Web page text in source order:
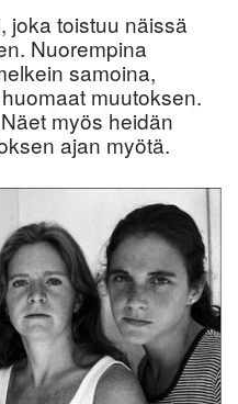
joka toistuu näissä
Nuorempina
samoina,
muutoksen.
myös heidän
ajan myötä.